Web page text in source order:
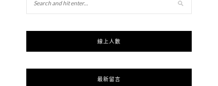
線上人數
最新留言